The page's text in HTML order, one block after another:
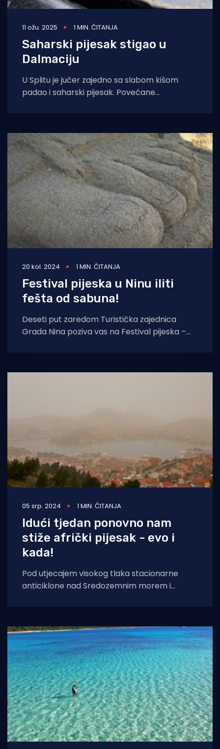
11 ožu. 2025 1 MIN. ČITANJA
Saharski pijesak stigao u
Dalmaciju
U Splitu je jučer zajedno sa slabom kišom
padao i saharski pijesak. Povećane
Dalmaciji
20 kol. 2024 1 MIN. ČITANJA
Festival pijeska u Ninu iliti
fešta od sabuna!
Deseti put zaredom Turistička zajednica
Grada Nina poziva vas na Festival pijeska –
pješčanim
05 srp. 2024 1 MIN. ČITANJA
Idući tjedan ponovno nam
stiže afrički pijesak - evo i
kada!
Pod utjecajem visokog tlaka stacionarne
anticiklone nad Sredozemnim morem i
suho vrijeme. No, čini